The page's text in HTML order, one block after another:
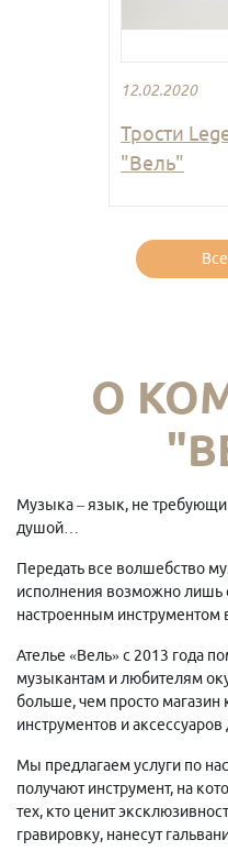
12.02.2020
Трости
"Вель"
О
Музыка – язык, не
душой…
Передать все волшебство
исполнения возможно лишь
настроенным инструментом
Ателье «Вель» с 2013 года
музыкантам и любителям
больше, чем просто магазин
инструментов и аксессуаров
Мы предлагаем услуги по
получают инструмент, на
тех, кто ценит
гравировку, нанесут